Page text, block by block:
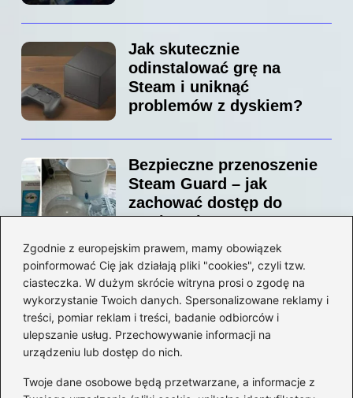
Zgodnie z europejskim prawem, mamy obowiązek
poinformować Cię jak działają pliki "cookies", czyli tzw.
ciasteczka. W dużym skrócie witryna prosi o zgodę na
wykorzystanie Twoich danych. Spersonalizowane reklamy i
treści, pomiar reklam i treści, badanie odbiorców i
ulepszanie usług. Przechowywanie informacji na
urządzeniu lub dostęp do nich.
Twoje dane osobowe będą przetwarzane, a informacje z
Jak skutecznie
odinstalować grę na
Steam i uniknąć
problemów z dyskiem?
Bezpieczne przenoszenie
Steam Guard – jak
zachować dostęp do
swojego konta?
Jak bez stresu zmienić
adres email na Steam –
prosty przewodnik krok po
kroku
Kategorie